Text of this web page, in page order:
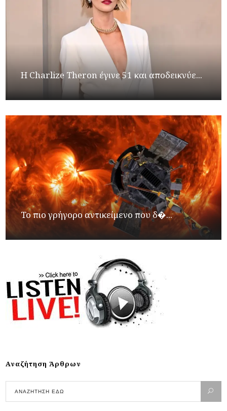
Η Charlize Theron έγινε 51 και αποδεικνύε...
Το πιο γρήγορο αντικείμενο που δ�...
Αναζήτηση Άρθρων